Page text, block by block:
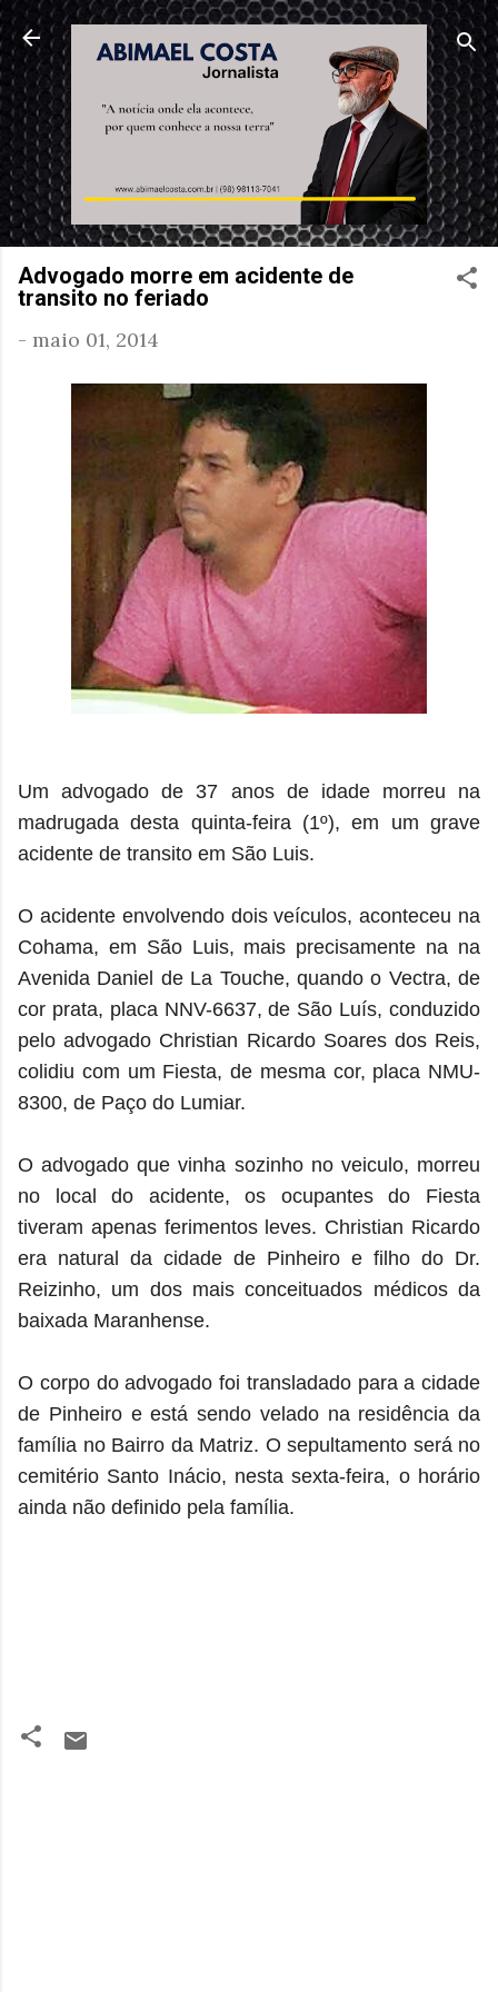
Pular para o conteúdo principal
Advogado morre em acidente de
transito no feriado
- maio 01, 2014
Um advogado de 37 anos de idade morreu na
madrugada desta quinta-feira (1º), em um grave
acidente de transito em São Luis.
O acidente envolvendo dois veículos, aconteceu na
Cohama, em São Luis, mais precisamente na na
Avenida Daniel de La Touche, quando o Vectra, de
cor prata, placa NNV-6637, de São Luís, conduzido
pelo advogado Christian Ricardo Soares dos Reis,
colidiu com um Fiesta, de mesma cor, placa NMU-
8300, de Paço do Lumiar.
O advogado que vinha sozinho no veiculo, morreu
no local do acidente, os ocupantes do Fiesta
tiveram apenas ferimentos leves. Christian Ricardo
era natural da cidade de Pinheiro e filho do Dr.
Reizinho, um dos mais conceituados médicos da
baixada Maranhense.
O corpo do advogado foi transladado para a cidade
de Pinheiro e está sendo velado na residência da
família no Bairro da Matriz. O sepultamento será no
cemitério Santo Inácio, nesta sexta-feira, o horário
ainda não definido pela família.